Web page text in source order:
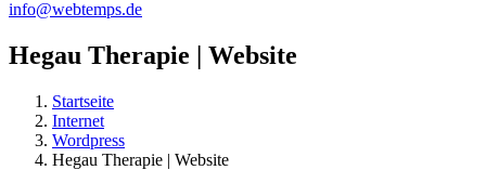
info@webtemps.de
Hegau Therapie | Website
Startseite
Internet
Wordpress
Hegau Therapie | Website